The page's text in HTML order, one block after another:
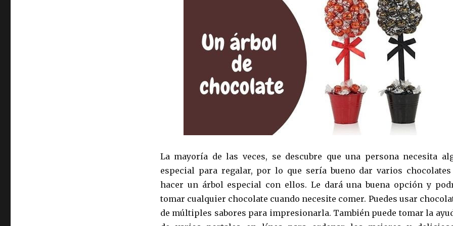
La mayoría de las veces, se descubre que una persona necesita
especial para regalar, por lo que sería bueno dar varios
hacer un árbol especial con ellos. Le dará una buena opción y
tomar cualquier chocolate cuando necesite comer. Puedes usar
de múltiples sabores para impresionarla. También puede tomar la